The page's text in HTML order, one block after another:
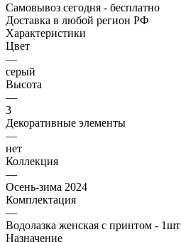
Самовывоз сегодня - бесплатно
Доставка в любой регион РФ
Характеристики
Цвет
—
серый
Высота
—
3
Декоративные элементы
—
нет
Коллекция
—
Осень-зима 2024
Комплектация
—
Водолазка женская с принтом - 1шт
Назначение